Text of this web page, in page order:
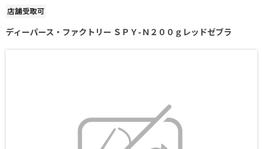
ディーパース・ファクトリー ＳＰＹ-Ｎ２００ｇレッドゼブラ